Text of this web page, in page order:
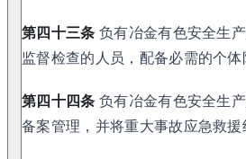
第四十三条 负有冶金有色安全生
监督检查的人员，配备必需的个
第四十四条 负有冶金有色安全生
备案管理，并将重大事故应急救